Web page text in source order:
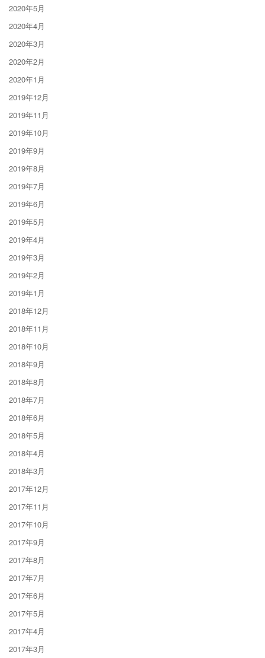
2020年5月
2020年4月
2020年3月
2020年2月
2020年1月
2019年12月
2019年11月
2019年10月
2019年9月
2019年8月
2019年7月
2019年6月
2019年5月
2019年4月
2019年3月
2019年2月
2019年1月
2018年12月
2018年11月
2018年10月
2018年9月
2018年8月
2018年7月
2018年6月
2018年5月
2018年4月
2018年3月
2017年12月
2017年11月
2017年10月
2017年9月
2017年8月
2017年7月
2017年6月
2017年5月
2017年4月
2017年3月